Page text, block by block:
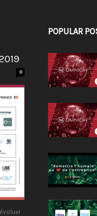
0
POPULAR